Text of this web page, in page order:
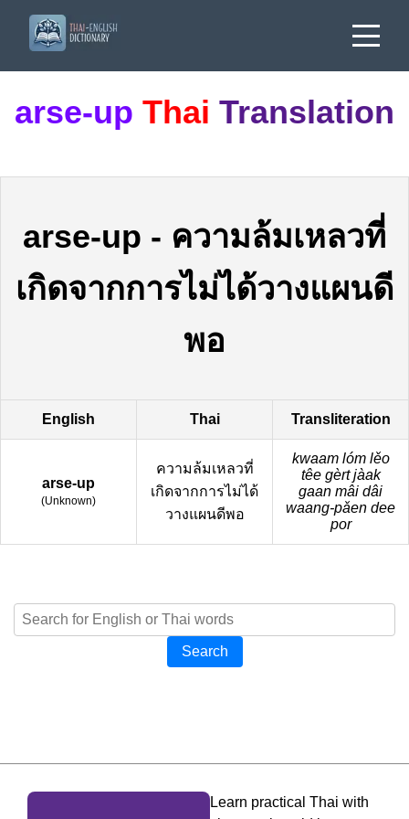
arse-up Thai Translation
arse-up - ความล้มเหลวที่
เกิดจากการไม่ได้วางแผนดี
พอ
English Thai Transliteration
arse-up
(Unknown)
ความล้มเหลวที่
เกิดจากการไม่ได้
วางแผนดีพอ
kwaam lóm lěo
têe gèrt jàak
gaan mâi dâi
waang-pǎen dee
por
Search
Learn practical Thai with